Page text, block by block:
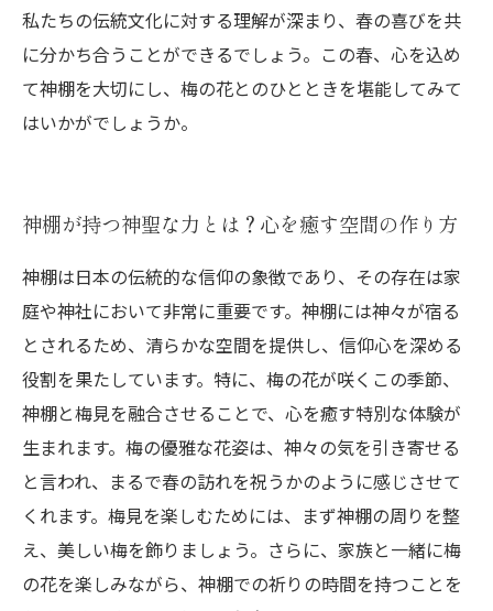
私たちの伝統文化に対する理解が深まり、春の喜びを共
に分かち合うことができるでしょう。この春、心を込め
て神棚を大切にし、梅の花とのひとときを堪能してみて
はいかがでしょうか。
神棚が持つ神聖な力とは？心を癒す空間の作り方
神棚は日本の伝統的な信仰の象徴であり、その存在は家
庭や神社において非常に重要です。神棚には神々が宿る
とされるため、清らかな空間を提供し、信仰心を深める
役割を果たしています。特に、梅の花が咲くこの季節、
神棚と梅見を融合させることで、心を癒す特別な体験が
生まれます。梅の優雅な花姿は、神々の気を引き寄せる
と言われ、まるで春の訪れを祝うかのように感じさせて
くれます。梅見を楽しむためには、まず神棚の周りを整
え、美しい梅を飾りましょう。さらに、家族と一緒に梅
の花を楽しみながら、神棚での祈りの時間を持つことを